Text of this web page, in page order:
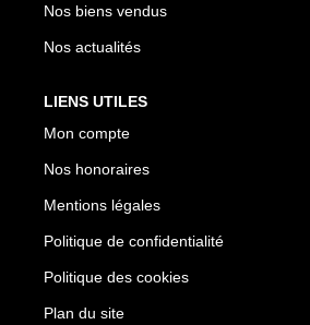
Nos biens vendus
Nos actualités
LIENS UTILES
Mon compte
Nos honoraires
Mentions légales
Politique de confidentialité
Politique des cookies
Plan du site